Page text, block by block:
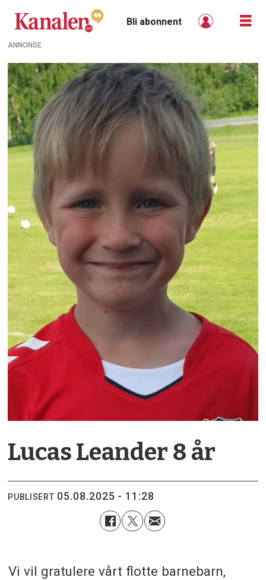
Bli abonnent
ANNONSE
Lucas Leander 8 år
PUBLISERT 05.08.2025 - 11:28
Vi vil gratulere vårt flotte barnebarn,